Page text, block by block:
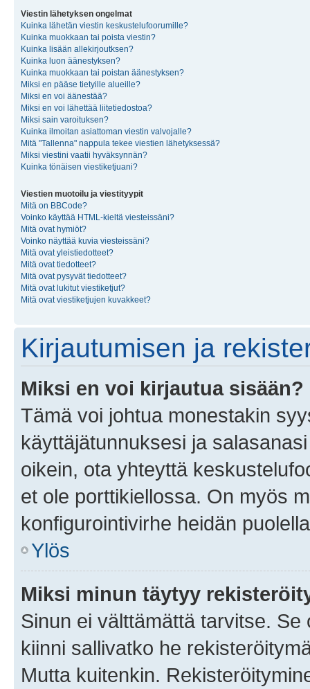
Viestin lähetyksen ongelmat
Kuinka lähetän viestin keskustelufoorumille?
Kuinka muokkaan tai poista viestin?
Kuinka lisään allekirjoutksen?
Kuinka luon äänestyksen?
Kuinka muokkaan tai poistan äänestyksen?
Miksi en pääse tietyille alueille?
Miksi en voi äänestää?
Miksi en voi lähettää liitetiedostoa?
Miksi sain varoituksen?
Kuinka ilmoitan asiattoman viestin valvojalle?
Mitä "Tallenna" nappula tekee viestien lähetyksessä?
Miksi viestini vaatii hyväksynnän?
Kuinka tönäisen viestiketjuani?
Viestien muotoilu ja viestityypit
Mitä on BBCode?
Voinko käyttää HTML-kieltä viesteissäni?
Mitä ovat hymiöt?
Voinko näyttää kuvia viesteissäni?
Mitä ovat yleistiedotteet?
Mitä ovat tiedotteet?
Mitä ovat pysyvät tiedotteet?
Mitä ovat lukitut viestiketjut?
Mitä ovat viestiketjujen kuvakkeet?
Kirjautumisen ja
Miksi en voi kirjautua sisään?
Tämä voi johtua monestakin
käyttäjätunnuksesi ja
oikein, ota yhteyttä
et ole porttikiellossa. On myös
konfigurointivirhe heidän
Ylös
Miksi minun täytyy
Sinun ei välttämättä tarvitse.
kiinni sallivatko he
Mutta kuitenkin.